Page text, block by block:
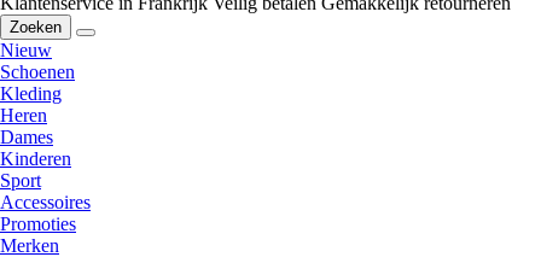
Zoeken
Nieuw
Schoenen
Kleding
Heren
Dames
Kinderen
Sport
Accessoires
Promoties
Merken